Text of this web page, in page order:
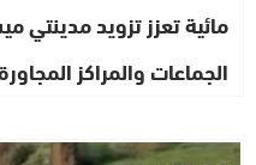
مائية تعزز تزويد
الجماعات والمراكز